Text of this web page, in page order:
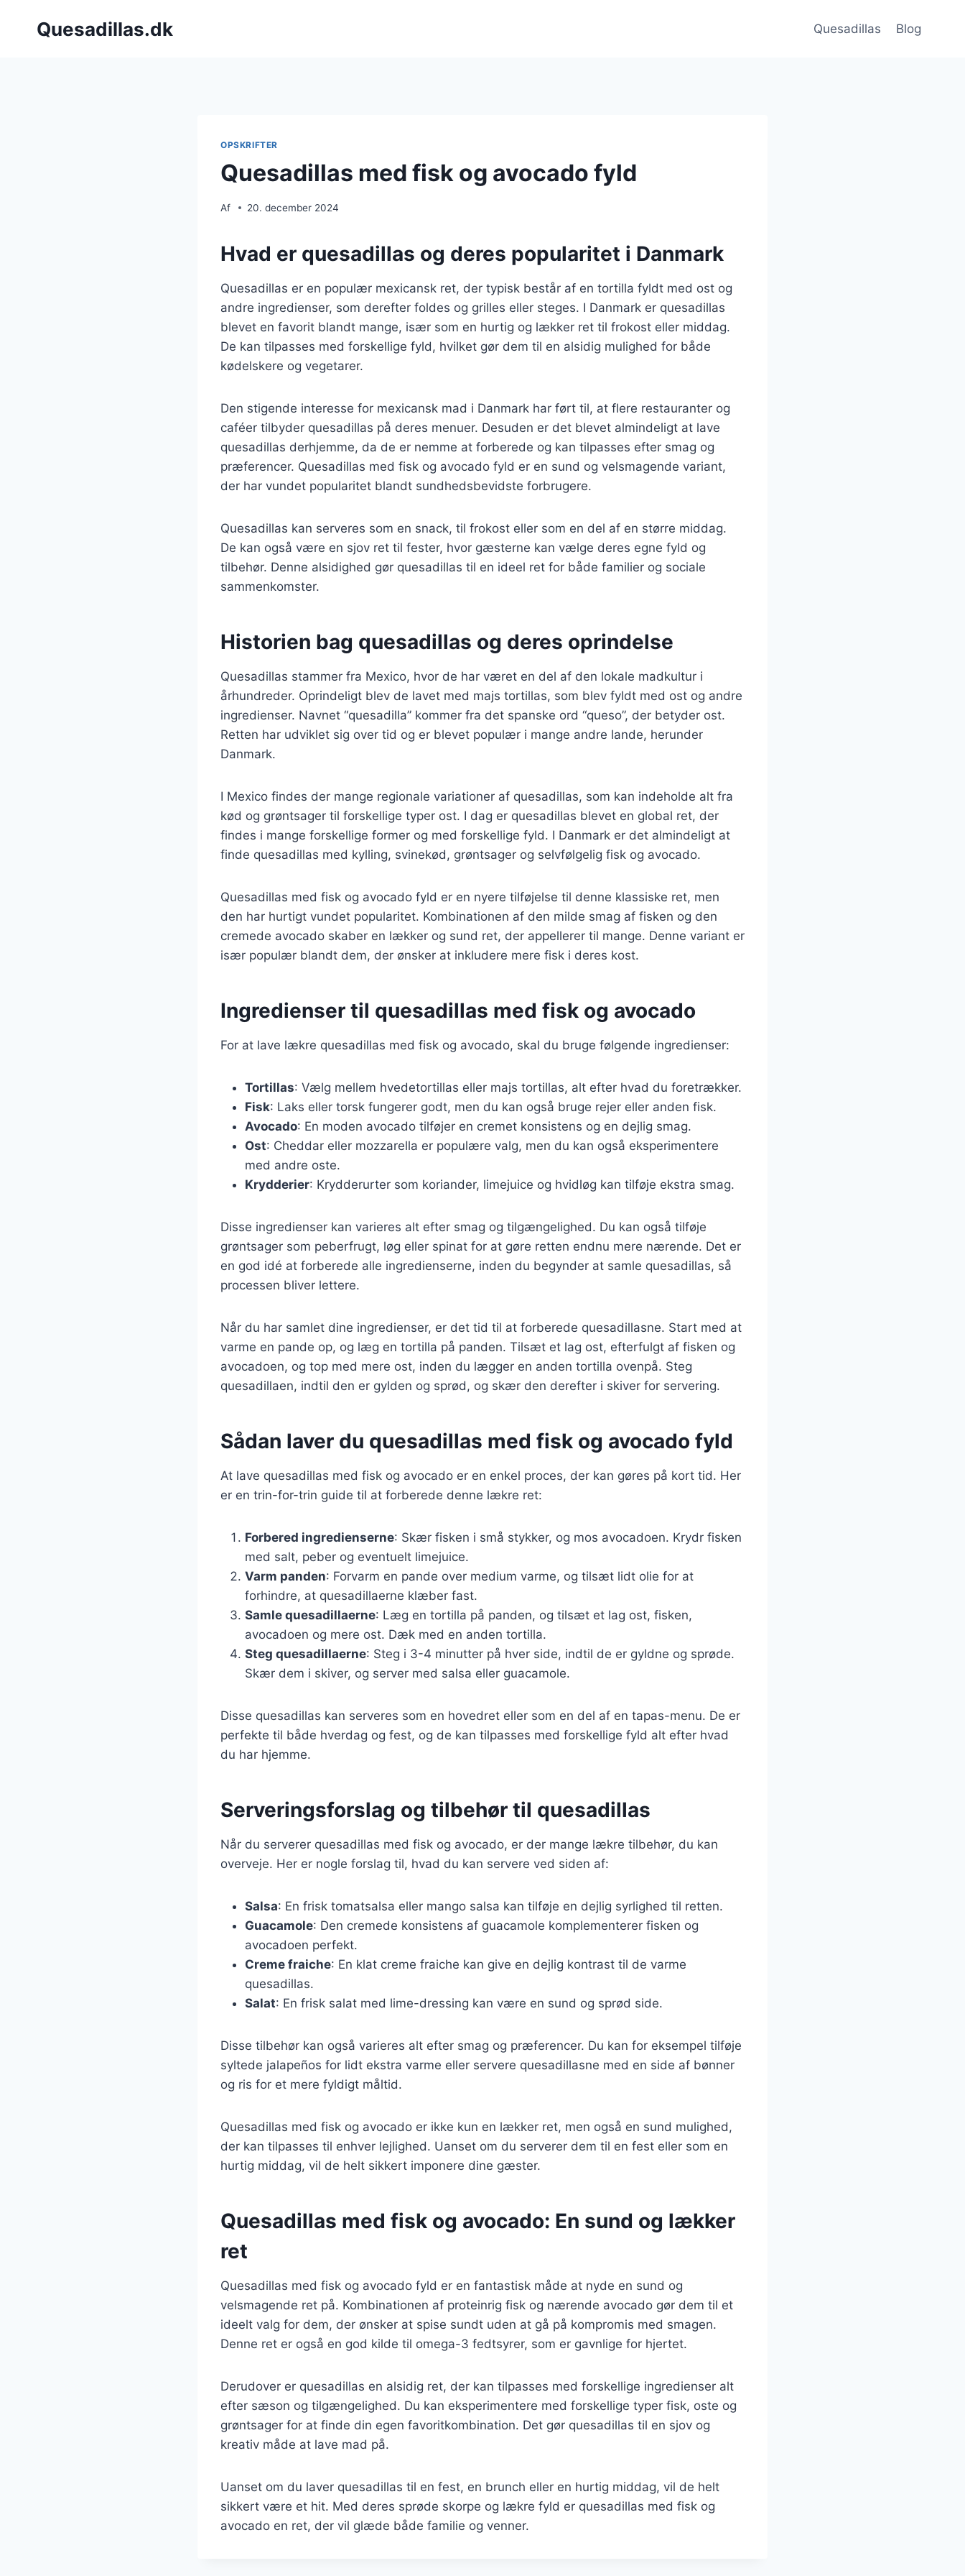
Quesadillas.dk Quesadillas Blog
OPSKRIFTER
Quesadillas med fisk og avocado fyld
Af 20. december 2024
Hvad er quesadillas og deres popularitet i Danmark
Quesadillas er en populær mexicansk ret, der typisk består af en tortilla fyldt med ost og
andre ingredienser, som derefter foldes og grilles eller steges. I Danmark er quesadillas
blevet en favorit blandt mange, især som en hurtig og lækker ret til frokost eller middag.
De kan tilpasses med forskellige fyld, hvilket gør dem til en alsidig mulighed for både
kødelskere og vegetarer.
Den stigende interesse for mexicansk mad i Danmark har ført til, at flere restauranter og
caféer tilbyder quesadillas på deres menuer. Desuden er det blevet almindeligt at lave
quesadillas derhjemme, da de er nemme at forberede og kan tilpasses efter smag og
præferencer. Quesadillas med fisk og avocado fyld er en sund og velsmagende variant,
der har vundet popularitet blandt sundhedsbevidste forbrugere.
Quesadillas kan serveres som en snack, til frokost eller som en del af en større middag.
De kan også være en sjov ret til fester, hvor gæsterne kan vælge deres egne fyld og
tilbehør. Denne alsidighed gør quesadillas til en ideel ret for både familier og sociale
sammenkomster.
Historien bag quesadillas og deres oprindelse
Quesadillas stammer fra Mexico, hvor de har været en del af den lokale madkultur i
århundreder. Oprindeligt blev de lavet med majs tortillas, som blev fyldt med ost og andre
ingredienser. Navnet “quesadilla” kommer fra det spanske ord “queso”, der betyder ost.
Retten har udviklet sig over tid og er blevet populær i mange andre lande, herunder
Danmark.
I Mexico findes der mange regionale variationer af quesadillas, som kan indeholde alt fra
kød og grøntsager til forskellige typer ost. I dag er quesadillas blevet en global ret, der
findes i mange forskellige former og med forskellige fyld. I Danmark er det almindeligt at
finde quesadillas med kylling, svinekød, grøntsager og selvfølgelig fisk og avocado.
Quesadillas med fisk og avocado fyld er en nyere tilføjelse til denne klassiske ret, men
den har hurtigt vundet popularitet. Kombinationen af den milde smag af fisken og den
cremede avocado skaber en lækker og sund ret, der appellerer til mange. Denne variant er
især populær blandt dem, der ønsker at inkludere mere fisk i deres kost.
Ingredienser til quesadillas med fisk og avocado
For at lave lækre quesadillas med fisk og avocado, skal du bruge følgende ingredienser:
Tortillas: Vælg mellem hvedetortillas eller majs tortillas, alt efter hvad du foretrækker.
Fisk: Laks eller torsk fungerer godt, men du kan også bruge rejer eller anden fisk.
Avocado: En moden avocado tilføjer en cremet konsistens og en dejlig smag.
Ost: Cheddar eller mozzarella er populære valg, men du kan også eksperimentere
med andre oste.
Krydderier: Krydderurter som koriander, limejuice og hvidløg kan tilføje ekstra smag.
Disse ingredienser kan varieres alt efter smag og tilgængelighed. Du kan også tilføje
grøntsager som peberfrugt, løg eller spinat for at gøre retten endnu mere nærende. Det er
en god idé at forberede alle ingredienserne, inden du begynder at samle quesadillas, så
processen bliver lettere.
Når du har samlet dine ingredienser, er det tid til at forberede quesadillasne. Start med at
varme en pande op, og læg en tortilla på panden. Tilsæt et lag ost, efterfulgt af fisken og
avocadoen, og top med mere ost, inden du lægger en anden tortilla ovenpå. Steg
quesadillaen, indtil den er gylden og sprød, og skær den derefter i skiver for servering.
Sådan laver du quesadillas med fisk og avocado fyld
At lave quesadillas med fisk og avocado er en enkel proces, der kan gøres på kort tid. Her
er en trin-for-trin guide til at forberede denne lækre ret:
Forbered ingredienserne: Skær fisken i små stykker, og mos avocadoen. Krydr fisken
med salt, peber og eventuelt limejuice.
Varm panden: Forvarm en pande over medium varme, og tilsæt lidt olie for at
forhindre, at quesadillaerne klæber fast.
Samle quesadillaerne: Læg en tortilla på panden, og tilsæt et lag ost, fisken,
avocadoen og mere ost. Dæk med en anden tortilla.
Steg quesadillaerne: Steg i 3-4 minutter på hver side, indtil de er gyldne og sprøde.
Skær dem i skiver, og server med salsa eller guacamole.
Disse quesadillas kan serveres som en hovedret eller som en del af en tapas-menu. De er
perfekte til både hverdag og fest, og de kan tilpasses med forskellige fyld alt efter hvad
du har hjemme.
Serveringsforslag og tilbehør til quesadillas
Når du serverer quesadillas med fisk og avocado, er der mange lækre tilbehør, du kan
overveje. Her er nogle forslag til, hvad du kan servere ved siden af:
Salsa: En frisk tomatsalsa eller mango salsa kan tilføje en dejlig syrlighed til retten.
Guacamole: Den cremede konsistens af guacamole komplementerer fisken og
avocadoen perfekt.
Creme fraiche: En klat creme fraiche kan give en dejlig kontrast til de varme
quesadillas.
Salat: En frisk salat med lime-dressing kan være en sund og sprød side.
Disse tilbehør kan også varieres alt efter smag og præferencer. Du kan for eksempel tilføje
syltede jalapeños for lidt ekstra varme eller servere quesadillasne med en side af bønner
og ris for et mere fyldigt måltid.
Quesadillas med fisk og avocado er ikke kun en lækker ret, men også en sund mulighed,
der kan tilpasses til enhver lejlighed. Uanset om du serverer dem til en fest eller som en
hurtig middag, vil de helt sikkert imponere dine gæster.
Quesadillas med fisk og avocado: En sund og lækker
ret
Quesadillas med fisk og avocado fyld er en fantastisk måde at nyde en sund og
velsmagende ret på. Kombinationen af proteinrig fisk og nærende avocado gør dem til et
ideelt valg for dem, der ønsker at spise sundt uden at gå på kompromis med smagen.
Denne ret er også en god kilde til omega-3 fedtsyrer, som er gavnlige for hjertet.
Derudover er quesadillas en alsidig ret, der kan tilpasses med forskellige ingredienser alt
efter sæson og tilgængelighed. Du kan eksperimentere med forskellige typer fisk, oste og
grøntsager for at finde din egen favoritkombination. Det gør quesadillas til en sjov og
kreativ måde at lave mad på.
Uanset om du laver quesadillas til en fest, en brunch eller en hurtig middag, vil de helt
sikkert være et hit. Med deres sprøde skorpe og lækre fyld er quesadillas med fisk og
avocado en ret, der vil glæde både familie og venner.